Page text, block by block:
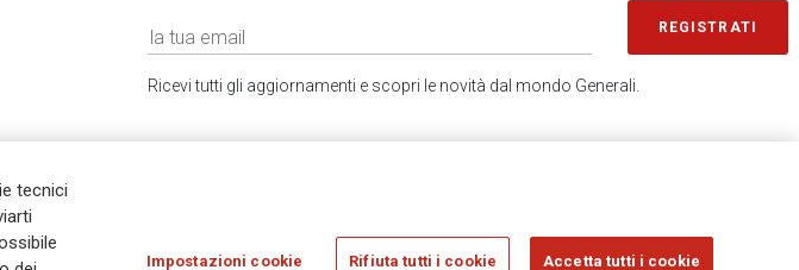
REGISTRATI
Ricevi tutti gli aggiornamenti e scopri le novità dal mondo Generali.
tecnici
Impostazioni cookie Rifiuta tutti i cookie Accetta tutti i cookie